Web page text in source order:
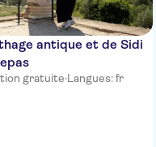
antique et de Sidi
gratuite·Langues: fr